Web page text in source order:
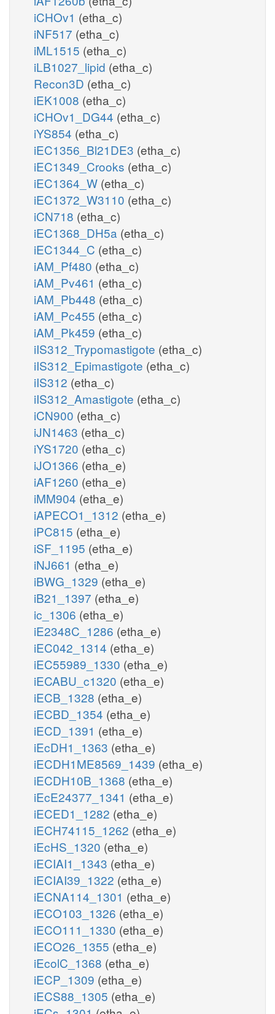
iCHOv1 (etha_c)
iNF517 (etha_c)
iML1515 (etha_c)
iLB1027_lipid (etha_c)
Recon3D (etha_c)
iEK1008 (etha_c)
iCHOv1_DG44 (etha_c)
iYS854 (etha_c)
iEC1356_Bl21DE3 (etha_c)
iEC1349_Crooks (etha_c)
iEC1364_W (etha_c)
iEC1372_W3110 (etha_c)
iCN718 (etha_c)
iEC1368_DH5a (etha_c)
iEC1344_C (etha_c)
iAM_Pf480 (etha_c)
iAM_Pv461 (etha_c)
iAM_Pb448 (etha_c)
iAM_Pc455 (etha_c)
iAM_Pk459 (etha_c)
iIS312_Trypomastigote (etha_c)
iIS312_Epimastigote (etha_c)
iIS312 (etha_c)
iIS312_Amastigote (etha_c)
iCN900 (etha_c)
iJN1463 (etha_c)
iYS1720 (etha_c)
iJO1366 (etha_e)
iAF1260 (etha_e)
iMM904 (etha_e)
iAPECO1_1312 (etha_e)
iPC815 (etha_e)
iSF_1195 (etha_e)
iNJ661 (etha_e)
iBWG_1329 (etha_e)
iB21_1397 (etha_e)
ic_1306 (etha_e)
iE2348C_1286 (etha_e)
iEC042_1314 (etha_e)
iEC55989_1330 (etha_e)
iECABU_c1320 (etha_e)
iECB_1328 (etha_e)
iECBD_1354 (etha_e)
iECD_1391 (etha_e)
iEcDH1_1363 (etha_e)
iECDH1ME8569_1439 (etha_e)
iECDH10B_1368 (etha_e)
iEcE24377_1341 (etha_e)
iECED1_1282 (etha_e)
iECH74115_1262 (etha_e)
iEcHS_1320 (etha_e)
iECIAI1_1343 (etha_e)
iECIAI39_1322 (etha_e)
iECNA114_1301 (etha_e)
iECO103_1326 (etha_e)
iECO111_1330 (etha_e)
iECO26_1355 (etha_e)
iEcolC_1368 (etha_e)
iECP_1309 (etha_e)
iECS88_1305 (etha_e)